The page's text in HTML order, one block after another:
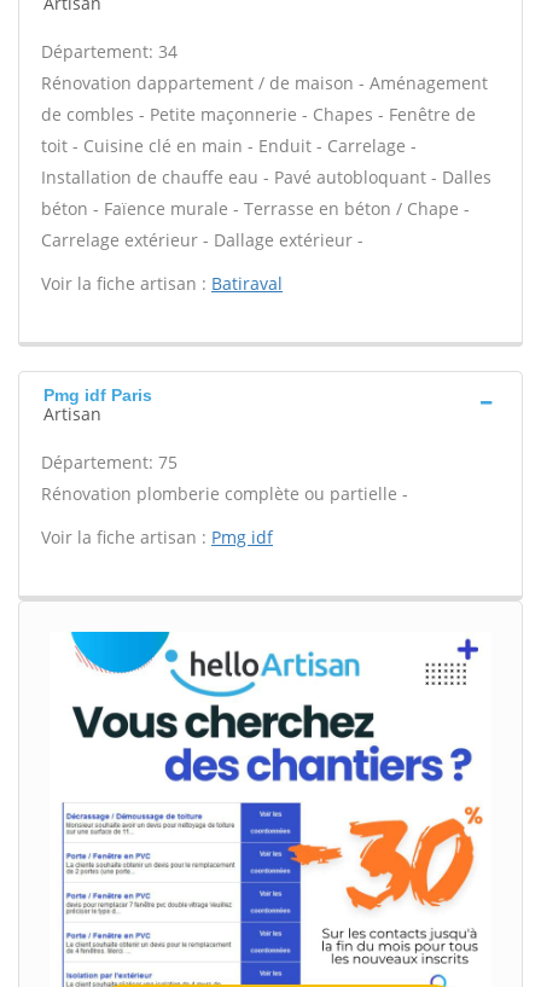
Département: 34
Rénovation dappartement / de maison - Aménagement
de combles - Petite maçonnerie - Chapes - Fenêtre de
toit - Cuisine clé en main - Enduit - Carrelage -
Installation de chauffe eau - Pavé autobloquant - Dalles
béton - Faïence murale - Terrasse en béton / Chape -
Carrelage extérieur - Dallage extérieur -
Voir la fiche artisan : Batiraval
Pmg idf Paris
Artisan
Département: 75
Rénovation plomberie complète ou partielle -
Voir la fiche artisan : Pmg idf